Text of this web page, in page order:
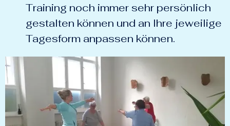
Training noch immer sehr persönlich
gestalten können und an Ihre jeweilige
Tagesform anpassen können.